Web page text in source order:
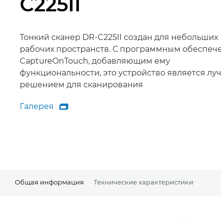
Тонкий сканер DR-C225II создан для небольших
рабочих пространств. С программным
CaptureOnTouch, добавляющим ему
функциональности, это устройство является
решением для сканирования
Галерея
Галерея

Общая информация Технические характеристики